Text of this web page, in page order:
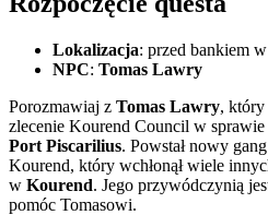
Lokalizacja: przed bankiem w
NPC: Tomas Lawry
Porozmawiaj z Tomas Lawry, który
zlecenie Kourend Council w
Port Piscarilius. Powstał nowy
Kourend, który wchłonął wiele
w Kourend. Jego przywódczynią
pomóc Tomasowi.